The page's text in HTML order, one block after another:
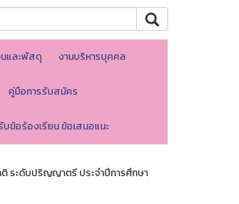
นและพัสดุ งานบริหารบุคคล
คู่มือการรับสมัคร
ข้อร้องเรียน ข้อเสนอแนะ
ระดับปริญญาตรี ประจำปีการศึกษา